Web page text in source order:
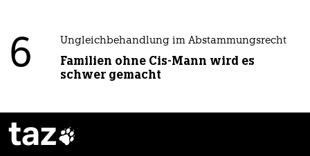
6 Ungleichbehandlung im Abstammungsrecht
Familien ohne Cis-Mann wird es
schwer gemacht
taz